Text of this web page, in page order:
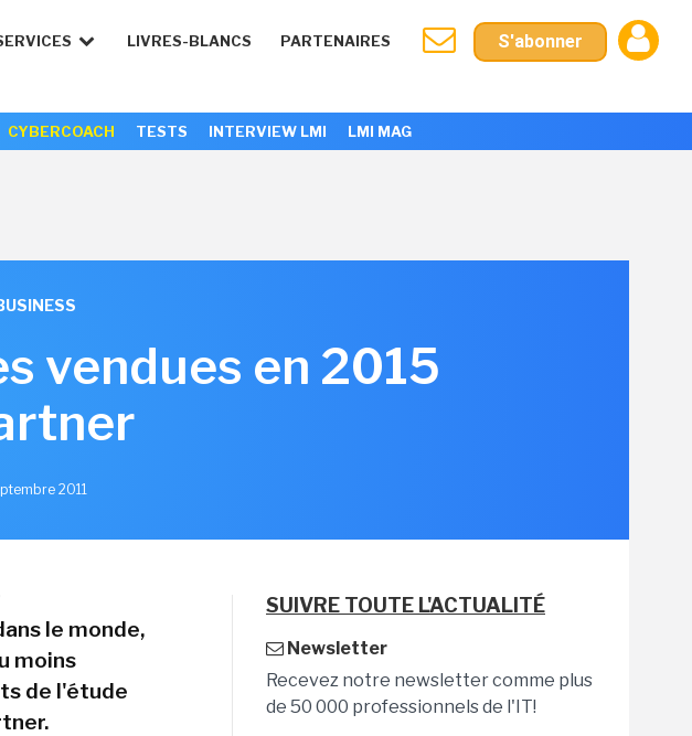
LIVRES-BLANCS PARTENAIRES S'abonner
CYBERCOACH TESTS INTERVIEW LMI LMI MAG
vendues en 2015
2011
le monde,
moins
de l'étude
SUIVRE TOUTE L'ACTUALITÉ
Newsletter
Recevez notre newsletter comme plus
de 50 000 professionnels de l'IT!